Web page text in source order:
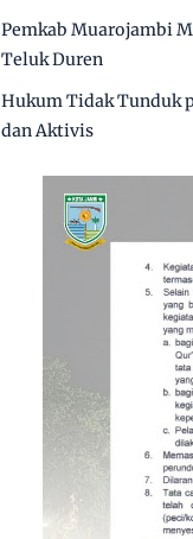
Pemkab Muarojambi
Teluk Duren
Hukum Tidak Tunduk
dan Aktivis